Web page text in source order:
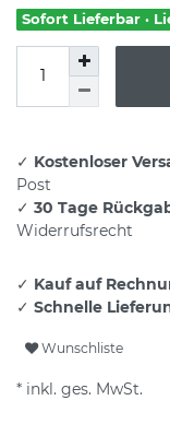
Sofort Lieferbar ·
✓ Kostenloser
Post
✓ 30 Tage
Widerrufsrecht
✓ Kauf auf
✓ Schnelle
Wunschliste
* inkl. ges. MwSt.